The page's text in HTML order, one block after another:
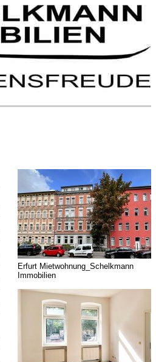
Erfurt Mietwohnung_Schelkmann
Immobilien